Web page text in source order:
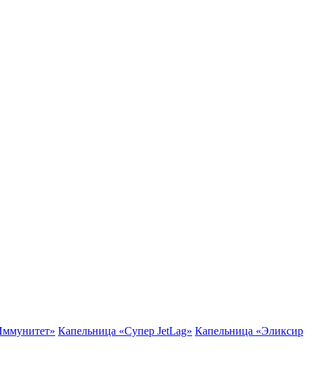
Капельница «Супер JetLag» Капельница «Эликсир